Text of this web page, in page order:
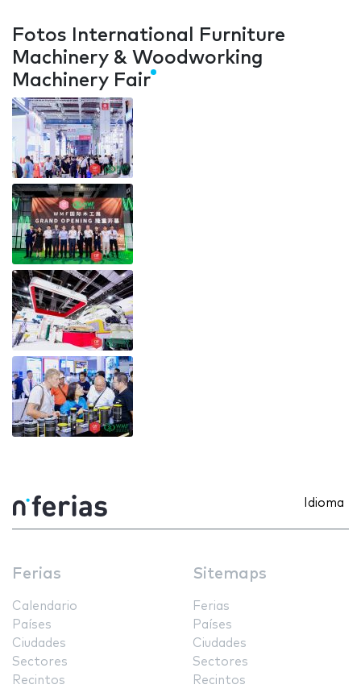
Fotos International Furniture
Machinery & Woodworking
Machinery Fair
Idioma
Ferias
Calendario
Países
Ciudades
Sectores
Recintos
Sitemaps
Ferias
Países
Ciudades
Sectores
Recintos